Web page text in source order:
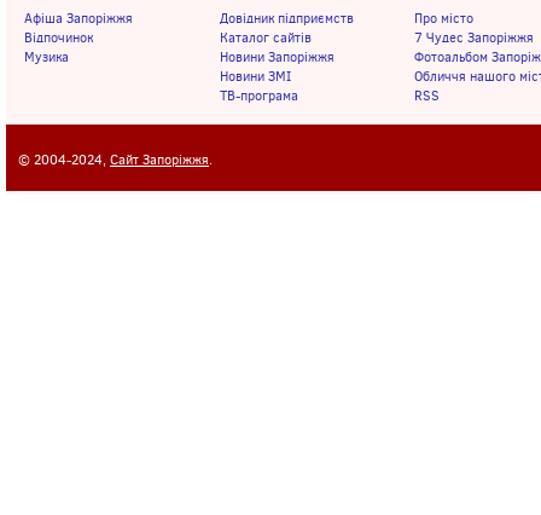
Афіша Запоріжжя
Відпочинок
Музика
Довідник підприємств
Каталог сайтів
Новини Запоріжжя
Новини ЗМІ
ТВ-програма
Про місто
7 Чудес Запоріжжя
Фотоальбом
Обличчя нашого
RSS
© 2004-2024, Сайт Запоріжжя.